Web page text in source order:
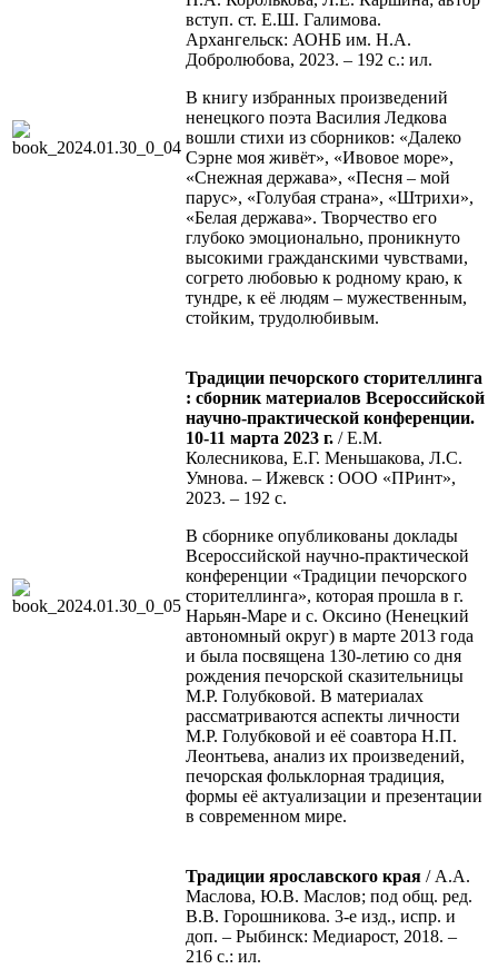
вступ. ст. Е.Ш. Галимова.
Архангельск: АОНБ им. Н.А.
Добролюбова, 2023. – 192 с.: ил.
В книгу избранных произведений
ненецкого поэта Василия Ледкова
вошли стихи из сборников: «Далеко
Сэрне моя живёт», «Ивовое море»,
«Снежная держава», «Песня – мой
парус», «Голубая страна», «Штрихи»,
«Белая держава». Творчество его
глубоко эмоционально, проникнуто
высокими гражданскими чувствами,
согрето любовью к родному краю, к
тундре, к её людям – мужественным,
стойким, трудолюбивым.
Традиции печорского сторителлинга
: сборник материалов Всероссийской
научно-практической конференции.
10-11 марта 2023 г. / Е.М.
Колесникова, Е.Г. Меньшакова, Л.С.
Умнова. – Ижевск : ООО «ПРинт»,
2023. – 192 с.
В сборнике опубликованы доклады
Всероссийской научно-практической
конференции «Традиции печорского
сторителлинга», которая прошла в г.
Нарьян-Маре и с. Оксино (Ненецкий
автономный округ) в марте 2013 года
и была посвящена 130-летию со дня
рождения печорской сказительницы
М.Р. Голубковой. В материалах
рассматриваются аспекты личности
М.Р. Голубковой и её соавтора Н.П.
Леонтьева, анализ их произведений,
печорская фольклорная традиция,
формы её актуализации и презентации
в современном мире.
Традиции ярославского края / А.А.
Маслова, Ю.В. Маслов; под общ. ред.
В.В. Горошникова. 3-е изд., испр. и
доп. – Рыбинск: Медиарост, 2018. –
216 с.: ил.